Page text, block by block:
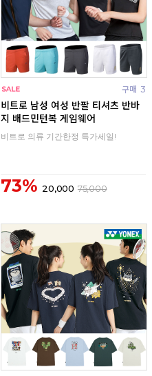
구매 3
비트로 남성 여성 반팔 티셔츠 반바
지 배드민턴복 게임웨어
비트로 의류 기간한정 특가세일!
73% 20,000 75,000